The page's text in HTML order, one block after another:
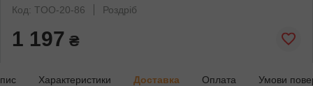
Код: TOO-20-86
Роздріб
1 197 ₴
Характеристики Доставка Оплата Умови